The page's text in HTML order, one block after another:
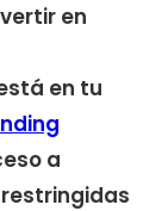
en
en tu
a